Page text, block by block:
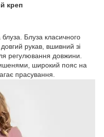
креп
Блуза класичного
рукав, вшивний зі
регулювання довжини.
широкий пояс на
прасування.